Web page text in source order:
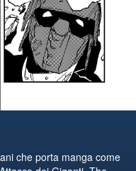
che porta manga come